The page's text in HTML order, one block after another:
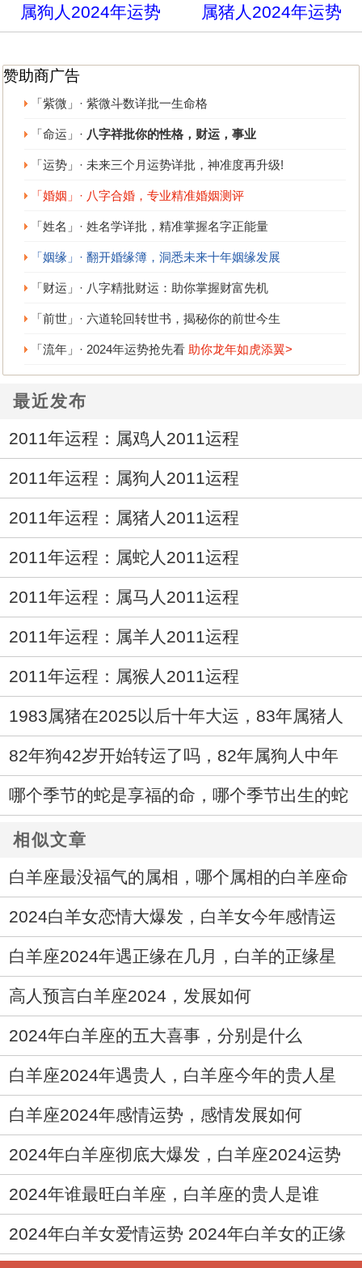
属狗人2024年运势 属猪人2024年运势
赞助商广告
「紫微」· 紫微斗数详批一生命格
「命运」· 八字祥批你的性格，财运，事业
「运势」· 未来三个月运势详批，神准度再升级!
「婚姻」· 八字合婚，专业精准婚姻测评
「姓名」· 姓名学详批，精准掌握名字正能量
「姻缘」· 翻开婚缘簿，洞悉未来十年姻缘发展
「财运」· 八字精批财运：助你掌握财富先机
「前世」· 六道轮回转世书，揭秘你的前世今生
「流年」· 2024年运势抢先看 助你龙年如虎添翼>
最近发布
2011年运程：属鸡人2011运程
2011年运程：属狗人2011运程
2011年运程：属猪人2011运程
2011年运程：属蛇人2011运程
2011年运程：属马人2011运程
2011年运程：属羊人2011运程
2011年运程：属猴人2011运程
1983属猪在2025以后十年大运，83年属猪人
未来十年运气
82年狗42岁开始转运了吗，82年属狗人中年
运势走向如何
哪个季节的蛇是享福的命，哪个季节出生的蛇
最好命
相似文章
白羊座最没福气的属相，哪个属相的白羊座命
不好
2024白羊女恋情大爆发，白羊女今年感情运
势怎样
白羊座2024年遇正缘在几月，白羊的正缘星
座
高人预言白羊座2024，发展如何
2024年白羊座的五大喜事，分别是什么
白羊座2024年遇贵人，白羊座今年的贵人星
座是谁
白羊座2024年感情运势，感情发展如何
2024年白羊座彻底大爆发，白羊座2024运势
好在哪儿
2024年谁最旺白羊座，白羊座的贵人是谁
2024年白羊女爱情运势 2024年白羊女的正缘